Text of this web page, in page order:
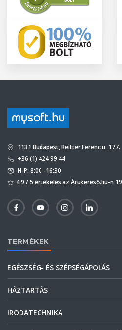
1131 Budapest, Reitter Ferenc u. 177.
+36 (1) 424 99 44
H-P: 8:00 -16:30
4,9 / 5 értékelés az Árukereső.hu-n
TERMÉKEK
EGÉSZSÉG- ÉS SZÉPSÉGÁPOLÁS
HÁZTARTÁS
IRODATECHNIKA